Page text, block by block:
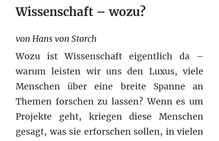
Wissenschaft – wozu?
von Hans von Storch
Wozu ist Wissenschaft eigentlich da –
warum leisten wir uns den Luxus, viele
Menschen über eine breite Spanne an
Themen forschen zu lassen? Wenn es um
Projekte geht, kriegen diese Menschen
gesagt, was sie erforschen sollen, in vielen